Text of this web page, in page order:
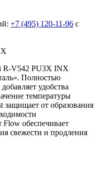
+7 (495) 120-11-96 с
R-V542 PU3X INX
Полностью
удобства
температуры
от образования
обеспечивает
свежести и продления